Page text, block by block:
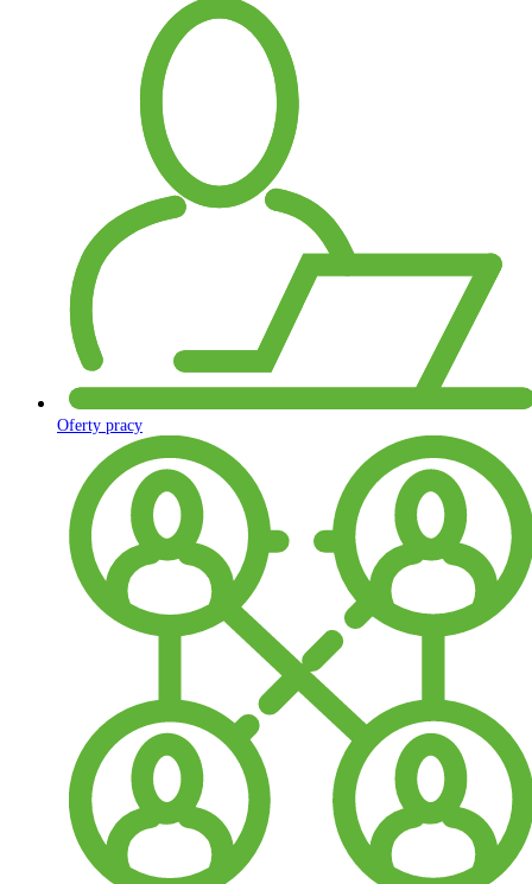
Oferty pracy